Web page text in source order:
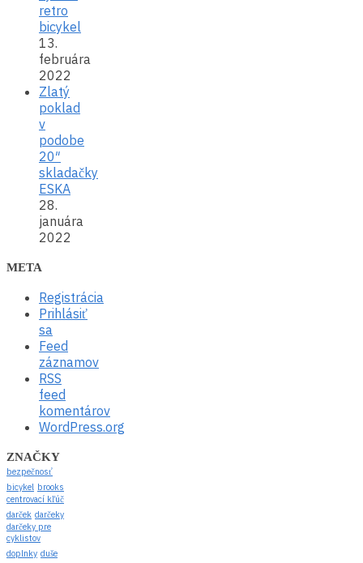
retro
bicykel
13.
februára
2022
Zlatý
poklad
v
podobe
20″
skladačky
ESKA
28.
januára
2022
META
Registrácia
Prihlásiť
sa
Feed
záznamov
RSS
feed
komentárov
WordPress.org
ZNAČKY
bezpečnosť
bicykel brooks
centrovací kľúč
darček darčeky
darčeky pre
cyklistov
doplnky duše